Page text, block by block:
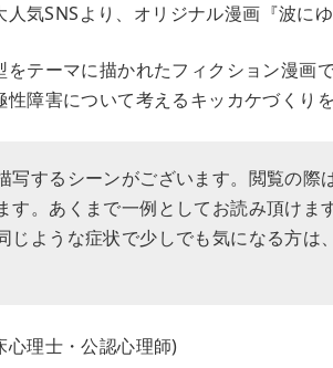
気SNSより、オリジナル漫画『波に
テーマに描かれたフィクション漫画で
障害について考えるキッカケづくり
写するシーンがございます。閲覧の際
す。あくまで一例としてお読み頂けま
じような症状で少しでも気になる方は
心理士・公認心理師)